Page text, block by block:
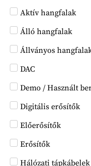
Aktív hangfalak
Álló hangfalak
Állványos
DAC
Demo / Használt
Digitális erősítők
Előerősítők
Erősítők
Hálózati tápkábelek